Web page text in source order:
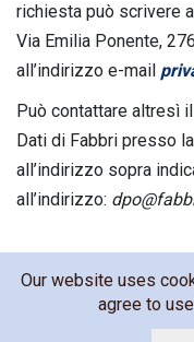
richiesta può scrivere
Via Emilia Ponente,
all’indirizzo e-mail
Può contattare altresì
Dati di Fabbri presso
all’indirizzo sopra
all’indirizzo:
Fabbri 1905 s.p.a.,
C.F. e
Our website uses
agree to